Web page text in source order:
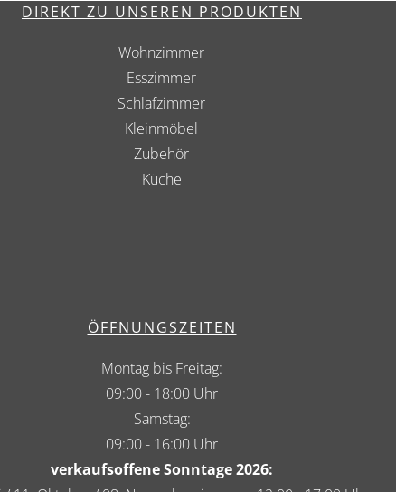
DIREKT ZU UNSEREN PRODUKTEN
Wohnzimmer
Esszimmer
Schlafzimmer
Kleinmöbel
Zubehör
Küche
ÖFFNUNGSZEITEN
Montag bis Freitag:
09:00 - 18:00 Uhr
Samstag:
09:00 - 16:00 Uhr
verkaufsoffene Sonntage 2026: